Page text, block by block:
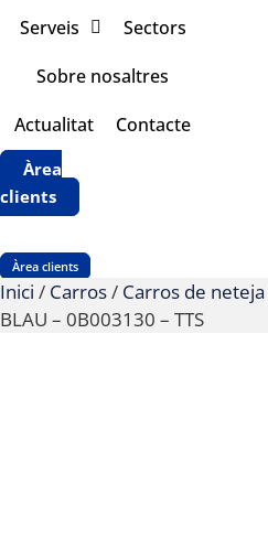
Serveis
Sectors
Sobre nosaltres
Actualitat
Contacte
Àrea
clients
Àrea clients
Inici / Carros/ Carros de neteja
BLAU – 0B003130 – TTS